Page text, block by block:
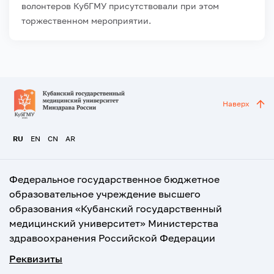
волонтеров КубГМУ присутствовали при этом
торжественном мероприятии.
RU EN CN AR
Наверх
Федеральное государственное бюджетное
образовательное учреждение высшего
образования «Кубанский государственный
медицинский университет» Министерства
здравоохранения Российской Федерации
Реквизиты